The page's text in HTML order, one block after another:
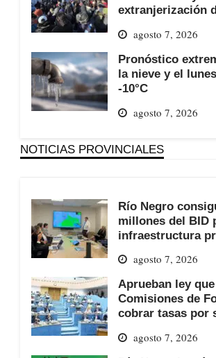
extranjerización
agosto 7, 2026
Pronóstico
la nieve y el
-10°C
agosto 7, 2026
NOTICIAS PROVINCIALES
Río Negro
millones del BID
infraestructura
agosto 7, 2026
Aprueban ley
Comisiones de
cobrar tasas por
agosto 7, 2026